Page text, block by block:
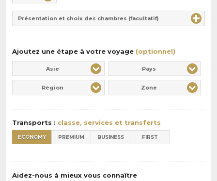
de
pension
:
Durée
Présentation et choix des chambres (facultatif)
Ajoutez une étape à votre voyage (optionnel)
Asie Pays
Région Zone
Transports : classe, services et transferts
ECONOMY PREMIUM BUSINESS FIRST
Aidez-nous à mieux vous connaître